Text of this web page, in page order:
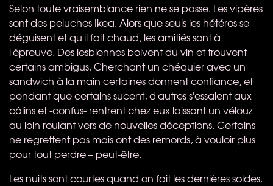
Selon toute vraisemblance rien ne se passe. Les vipères
sont des peluches Ikea. Alors que seuls les hétéros se
déguisent et qu'il fait chaud, les amitiés sont à
l'épreuve. Des lesbiennes boivent du vin et trouvent
certains ambigus. Cherchant un chéquier avec un
sandwich à la main certaines donnent confiance, et
pendant que certains sucent, d'autres s'essaient aux
câlins et -confus- rentrent chez eux laissant un vélouz
au loin roulant vers de nouvelles déceptions. Certains
ne regrettent pas mais ont des remords, à vouloir plus
pour tout perdre – peut-être.
Les nuits sont courtes quand on fait les dernières soldes.